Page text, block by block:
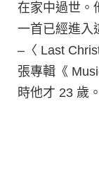
在家中過世。
一首已經進入
–〈 Last
張專輯《
時他才 23 歲。